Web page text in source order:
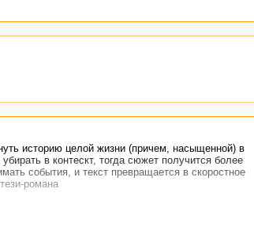
историю целой жизни (причем, насыщенной) в
в контескт, тогда сюжет получится более
события, и текст превращается в скоростное
романа